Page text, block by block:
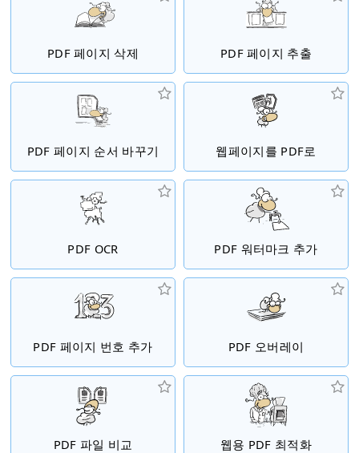
PDF 페이지 삭제 PDF 페이지 추출
PDF 페이지 순서 바꾸기 웹페이지를 PDF로
PDF OCR PDF 워터마크 추가
PDF 페이지 번호 추가 PDF 오버레이
PDF 파일 비교 웹용 PDF 최적화